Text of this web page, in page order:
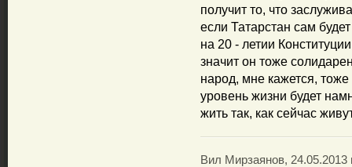
получит то, что
если Татарстан сам
на 20 - летии
значит он тоже
народ, мне кажется, тоже
уровень жизни будет
жить так, как сейчас
Вил Мирзаянов, 24.05.2013